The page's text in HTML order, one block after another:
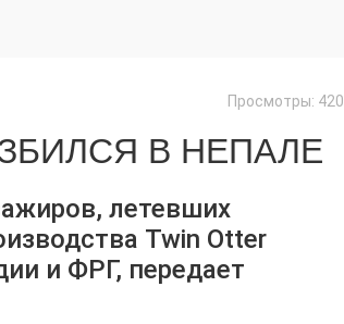
Просмотры: 420
В НЕПАЛЕ
летевших
Twin Otter
и ФРГ, передает